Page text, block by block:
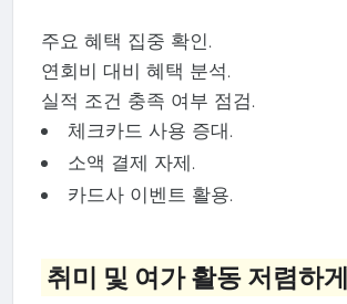
주요 혜택 집중 확인.
연회비 대비 혜택 분석.
실적 조건 충족 여부 점검.
체크카드 사용 증대.
소액 결제 자제.
카드사 이벤트 활용.
취미 및 여가 활동 저렴하